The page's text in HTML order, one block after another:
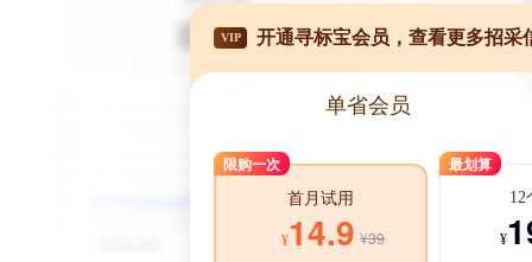
VIP 开通寻标宝会员，查看更多招采
单省会员
限购一次
首月试用
¥14.9 ¥39
最划算
12
¥